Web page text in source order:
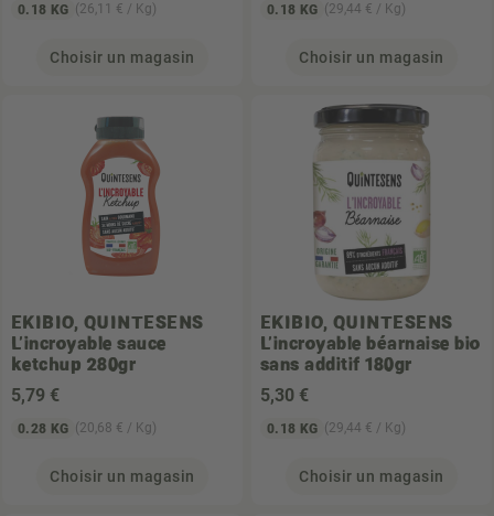
0.18 KG (26,11 € / Kg)
Choisir un magasin
0.18 KG (29,44 € / Kg)
Choisir un magasin
EKIBIO, QUINTESENS
L'incroyable sauce
ketchup 280gr
5,79 €
0.28 KG (20,68 € / Kg)
Choisir un magasin
EKIBIO, QUINTESENS
L'incroyable béarnaise bio
sans additif 180gr
5,30 €
0.18 KG (29,44 € / Kg)
Choisir un magasin